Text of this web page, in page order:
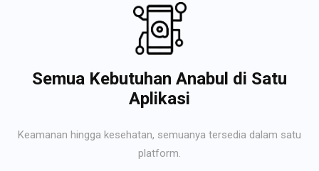
Semua Kebutuhan Anabul di Satu
Aplikasi
Keamanan hingga kesehatan, semuanya tersedia dalam satu
platform.